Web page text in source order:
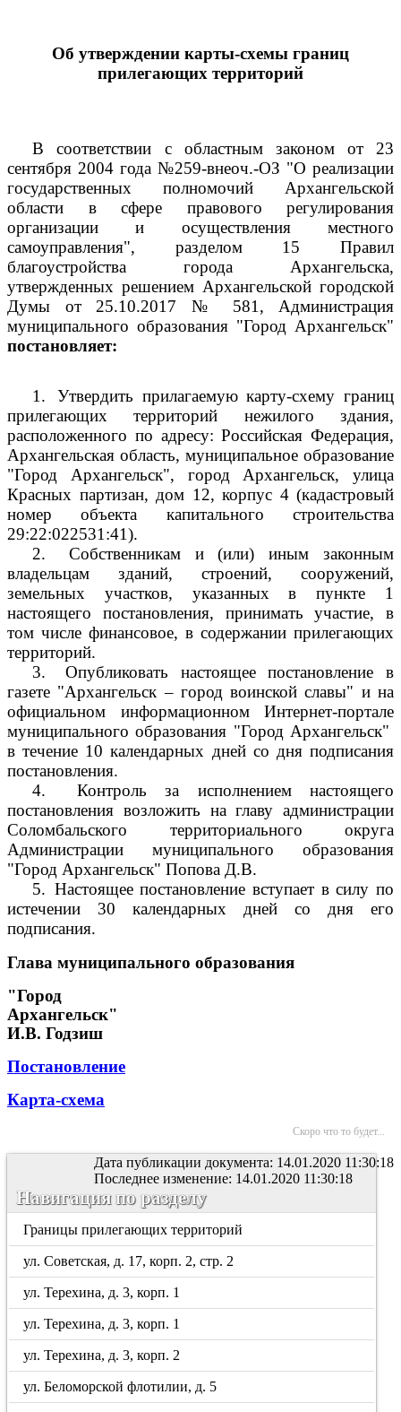
Об утверждении карты-схемы границ
прилегающих территорий
В соответствии с областным законом от 23
сентября 2004 года №259-внеоч.-ОЗ "О реализации
государственных полномочий Архангельской
области в сфере правового регулирования
организации и осуществления местного
самоуправления", разделом 15 Правил
благоустройства города Архангельска,
утвержденных решением Архангельской городской
Думы от 25.10.2017 № 581, Администрация
муниципального образования "Город Архангельск"
постановляет:
1.
Утвердить прилагаемую карту-схему границ
прилегающих территорий нежилого здания,
расположенного по адресу: Российская Федерация,
Архангельская область, муниципальное образование
"Город Архангельск", город Архангельск, улица
Красных партизан, дом 12, корпус 4 (кадастровый
номер объекта капитального строительства
29:22:022531:41).
2.
Собственникам и (или) иным законным
владельцам зданий, строений, сооружений,
земельных участков, указанных в пункте 1
настоящего постановления, принимать участие, в
том числе финансовое, в содержании прилегающих
территорий.
3.
Опубликовать настоящее постановление в
газете "Архангельск – город воинской славы" и на
официальном информационном Интернет-портале
муниципального образования "Город Архангельск"
в течение 10 календарных дней со дня подписания
постановления.
4.
Контроль за исполнением настоящего
постановления возложить на главу администрации
Соломбальского территориального округа
Администрации муниципального образования
"Город Архангельск" Попова Д.В.
5. Настоящее постановление вступает в силу по
истечении 30 календарных дней со дня его
подписания.
Глава муниципального образования
"Город
Архангельск"
И.В. Годзиш
Постановление
Карта-схема
Скоро что то будет...
Дата публикации документа: 14.01.2020 11:30:18
Последнее изменение: 14.01.2020 11:30:18
Навигация по разделу
Границы прилегающих территорий
ул. Советская, д. 17, корп. 2, стр. 2
ул. Терехина, д. 3, корп. 1
ул. Терехина, д. 3, корп. 1
ул. Терехина, д. 3, корп. 2
ул. Беломорской флотилии, д. 5